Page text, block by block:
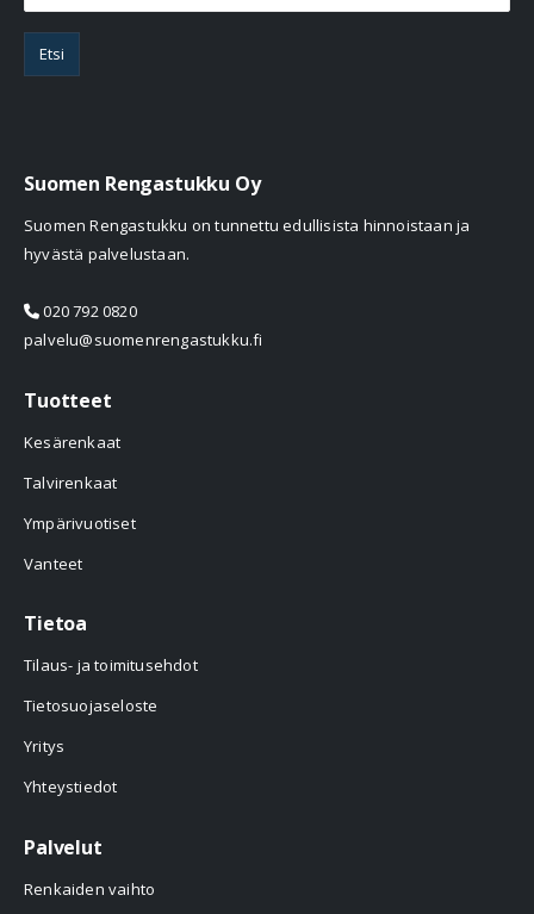
Etsi
Suomen Rengastukku Oy
Suomen Rengastukku on tunnettu edullisista hinnoistaan ja
hyvästä palvelustaan.
020 792 0820
palvelu@suomenrengastukku.fi
Tuotteet
Kesärenkaat
Talvirenkaat
Ympärivuotiset
Vanteet
Tietoa
Tilaus- ja toimitusehdot
Tietosuojaseloste
Yritys
Yhteystiedot
Palvelut
Renkaiden vaihto